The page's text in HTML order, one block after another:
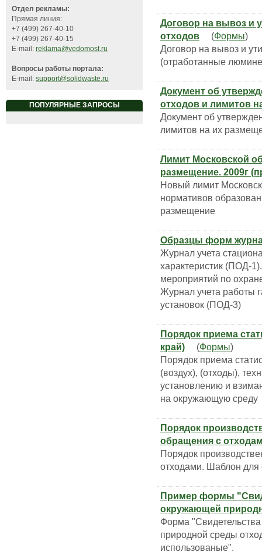
Отдел рекламы:
Прямая линия:
+7 (499) 267-40-10
+7 (499) 267-40-15
E-mail: reklama@vedomost.ru
Вопросы работы портала:
E-mail: support@solidwaste.ru
ПОПУЛЯРНЫЕ ЗАПРОСЫ
Договор на вывоз и
отходов (Формы)
Договор на вывоз и
(отработанные
Документ об
отходов и лимитов
Документ об
лимитов на их
Лимит Московской
размещение. 2009г
Новый лимит
нормативов
размещение
Образцы форм
Журнал учета
характеристик (ПОД-
мероприятий по
Журнал учета работы
установок (ПОД-3)
Порядок приема
край) (Формы)
Порядок приема
(воздух), (отходы),
установлению и
на окружающую среду
Порядок
обращения с
Порядок
отходами. Шаблон для
Пример формы
окружающей
Форма
природной среды
использованые".